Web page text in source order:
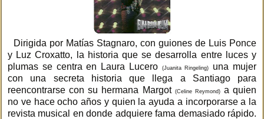
Dirigida por Matías Stagnaro, con guiones de Luis Ponce
y Luz Croxatto, la historia que se desarrolla entre luces y
plumas se centra en Laura Lucero
(Juanita Ringeling)
una mujer
con una secreta historia que llega a Santiago para
reencontrarse con su hermana Margot (Celine Reymond)a quien
no ve hace ocho años y quien la ayuda a incorporarse a la
revista musical en donde adquiere fama demasiado rápido.